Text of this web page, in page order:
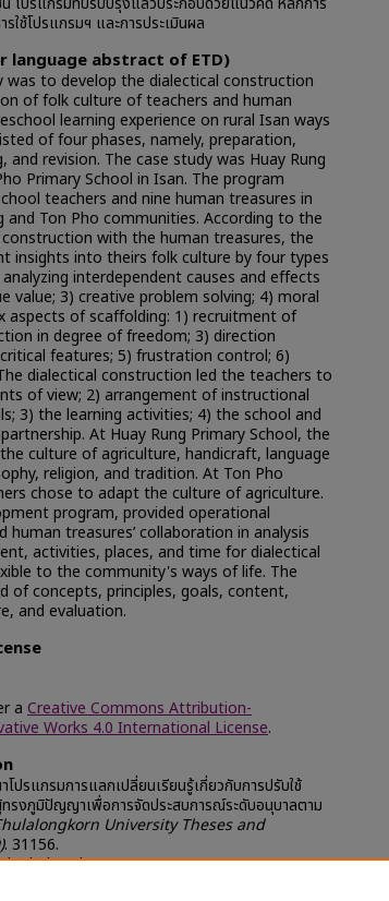
ใช้โปรแกรมฯ และการประเมินผล
abstract of ETD)
was to develop the dialectical construction
of folk culture of teachers and human
learning experience on rural Isan ways
of four phases, namely, preparation,
revision. The case study was Huay Rung
Primary School in Isan. The program
teachers and nine human treasures in
and Ton Pho communities. According to the
with the human treasures, the
insights into theirs folk culture by four types
interdependent causes and effects
value; 3) creative problem solving; 4) moral
aspects of scaffolding: 1) recruitment of
in degree of freedom; 3) direction
features; 5) frustration control; 6)
dialectical construction led the teachers to
of view; 2) arrangement of instructional
3) the learning activities; 4) the school and
At Huay Rung Primary School, the
culture of agriculture, handicraft, language
religion, and tradition. At Ton Pho
chose to adapt the culture of agriculture.
program, provided operational
human treasures’ collaboration in analysis
activities, places, and time for dialectical
to the community's ways of life. The
of concepts, principles, goals, content,
and evaluation.
a Creative Commons Attribution-
Works 4.0 International License.
ปรแกรมการแลกเปลี่ยนเรียนรู้เกี่ยวกับการปรับใช้
งภูมิปัญญาเพื่อการจัดประสบการณ์ระดับอนุบาลตาม
University Theses and
. 31156.
chulaetd/31156